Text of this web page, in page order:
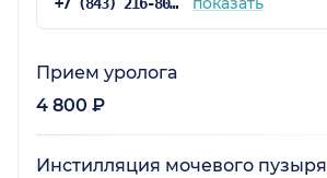
+7 (843) 216-80-34
Прием уролога
4 800 ₽
Инстилляция мочевого пузыря